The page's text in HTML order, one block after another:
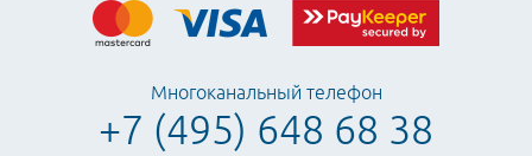
Многоканальный телефон
+7 (495) 648 68 38